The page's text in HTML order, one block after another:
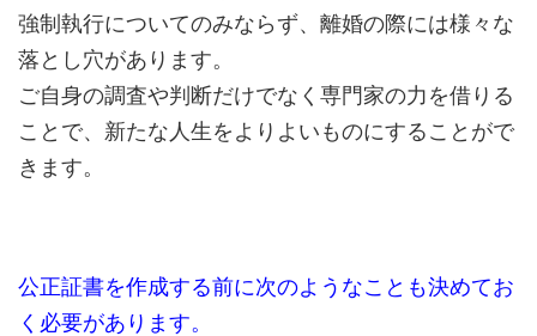
強制執行についてのみならず、離婚の際には様々な
落とし穴があります。
ご自身の調査や判断だけでなく専門家の力を借りる
ことで、新たな人生をよりよいものにすることがで
きます。
公正証書を作成する前に次のようなことも決めてお
く必要があります。